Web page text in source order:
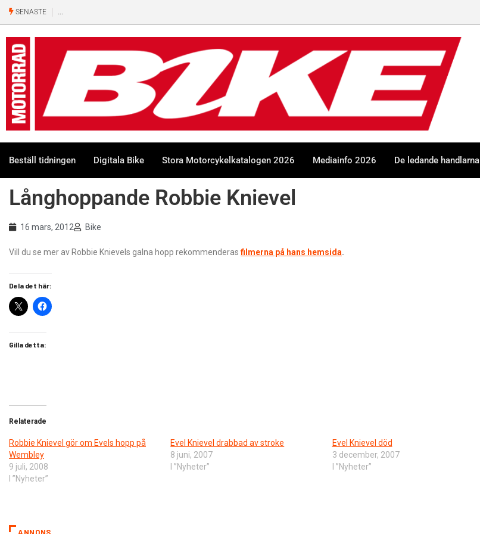
SENASTE
Beställ tidningen Digitala Bike Stora Motorcykelkatalogen 2026 Mediainfo 2026 De ledande handlarna
Långhoppande Robbie Knievel
16 mars, 2012 Bike
Vill du se mer av Robbie Knievels galna hopp rekommenderasfilmerna på hans hemsida.
Dela det här:
Gilla detta:
Relaterade
Robbie Knievel gör om Evels hopp på
Wembley
9 juli, 2008
I ”Nyheter”
Evel Knievel drabbad av stroke
8 juni, 2007
I ”Nyheter”
Evel Knievel död
3 december, 2007
I ”Nyheter”
ANNONS